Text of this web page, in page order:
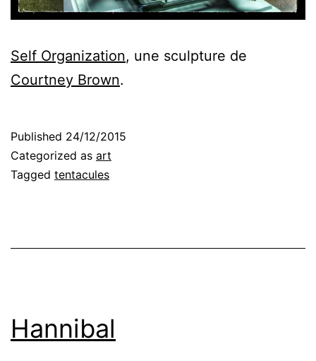
Self Organization, une sculpture de
Courtney Brown.
Published 24/12/2015
Categorized as art
Tagged tentacules
Hannibal